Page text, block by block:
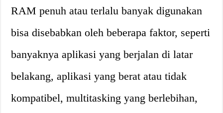
RAM penuh atau terlalu banyak digunakan
bisa disebabkan oleh beberapa faktor, seperti
banyaknya aplikasi yang berjalan di latar
belakang, aplikasi yang berat atau tidak
kompatibel, multitasking yang berlebihan,